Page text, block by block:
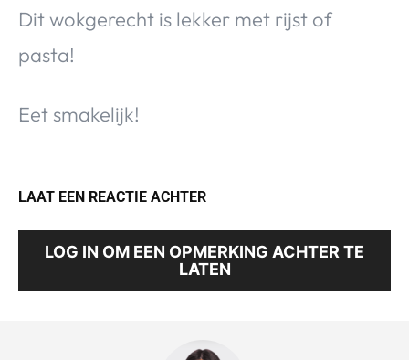
Dit wokgerecht is lekker met rijst of
pasta!
Eet smakelijk!
LAAT EEN REACTIE ACHTER
LOG IN OM EEN OPMERKING ACHTER TE
LATEN